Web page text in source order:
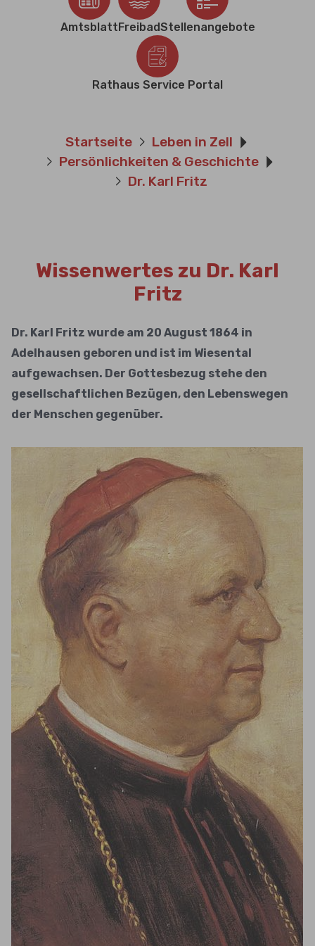
AmtsblattFreibadStellenangebote
Rathaus Service Portal
Sie sind hier:Startseite
Leben in Zell
Persönlichkeiten & Geschichte
Dr. Karl Fritz
Wissenwertes zu Dr. Karl
Fritz
Dr. Karl Fritz wurde am 20 August 1864 in
Adelhausen geboren und ist im Wiesental
aufgewachsen. Der Gottesbezug stehe den
gesellschaftlichen Bezügen, den Lebenswegen
der Menschen gegenüber.